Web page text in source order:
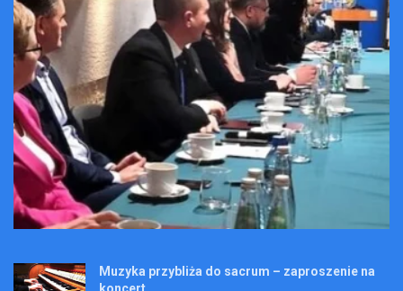
Muzyka przybliża do sacrum – zaproszenie na